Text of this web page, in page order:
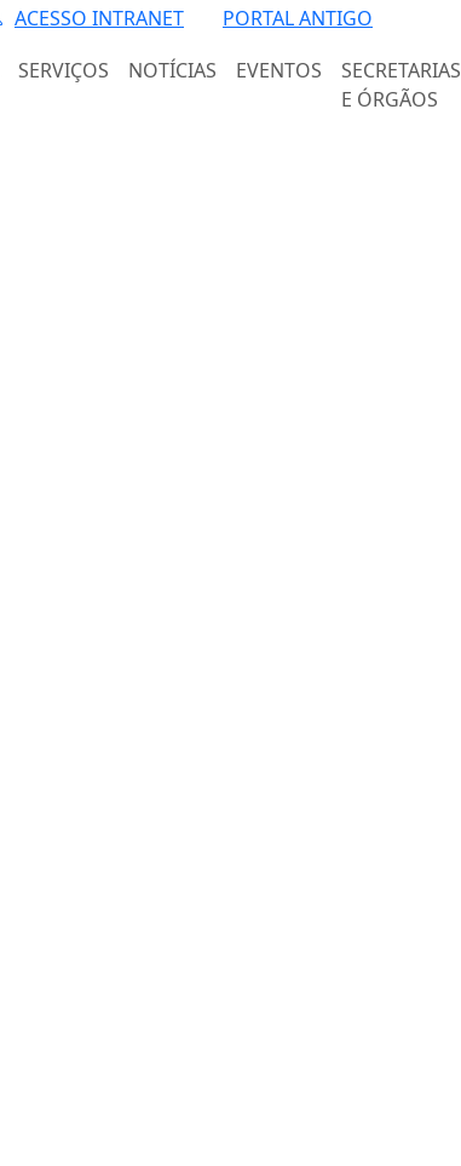
ACESSO INTRANET
PORTAL ANTIGO
SERVIÇOS NOTÍCIAS EVENTOS
SECRETARIAS
E ÓRGÃOS